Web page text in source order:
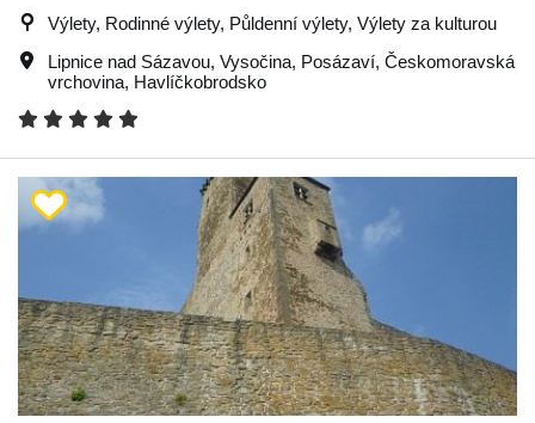
Výlety, Rodinné výlety, Půldenní výlety, Výlety za kulturou
Lipnice nad Sázavou, Vysočina, Posázaví, Českomoravská
vrchovina, Havlíčkobrodsko